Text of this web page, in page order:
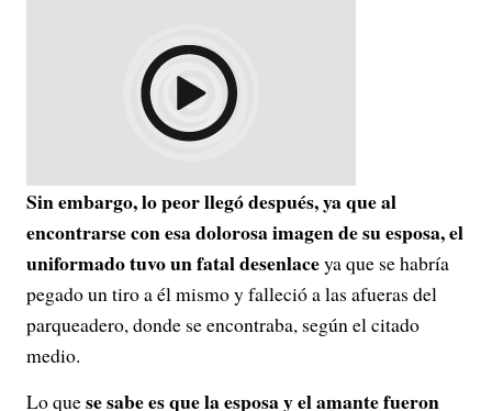
Sin embargo, lo peor llegó después, ya que al
encontrarse con esa dolorosa imagen de su esposa, el
uniformado tuvo un fatal desenlaceya que se habría
pegado un tiro a él mismo y falleció a las afueras del
parqueadero, donde se encontraba, según el citado
medio.
Lo quese sabe es que la esposa y el amante fueron